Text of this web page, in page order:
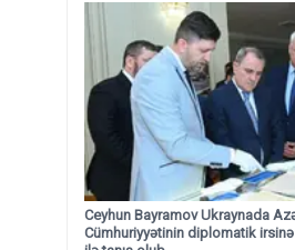
Ceyhun Bayramov Ukraynada
Cümhuriyyətinin diplomatik